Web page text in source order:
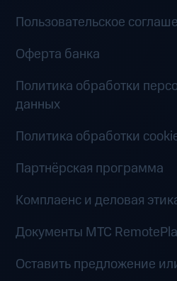
Пользовательское
Оферта банка
Политика обработки
данных
Политика обработки
Партнёрская программа
Комплаенс и деловая
Документы MTC
Оставить предложение